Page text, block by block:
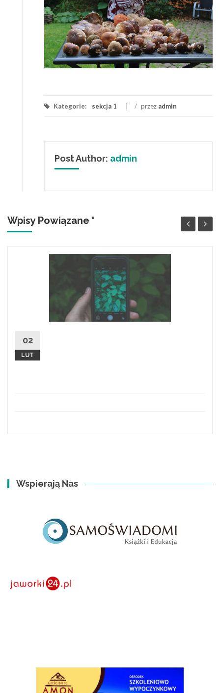
Kategorie: sekcja 1 / przez admin
Post Author: admin
Wpisy Powiązane '
02
LUT
Wspierają Nas